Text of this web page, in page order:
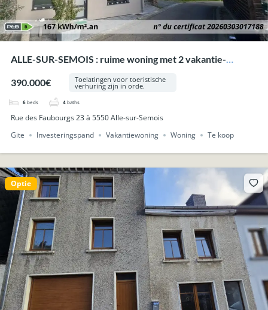
ALLE-SUR-SEMOIS : ruime woning met 2 vakantie-
390.000€
Toelatingen voor toeristische
verhuring zijn in orde.
6 beds 4 baths
Rue des Faubourgs 23 à 5550 Alle-sur-Semois
Gite
Investeringspand Vakantiewoning Woning Te koop
Optie